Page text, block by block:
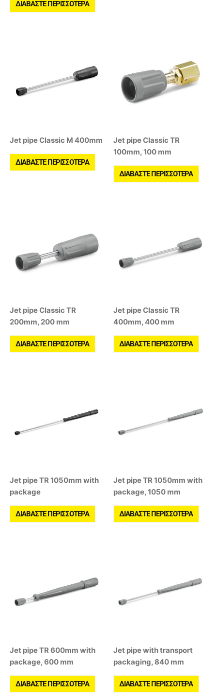
ΔΙΑΒΆΣΤΕ ΠΕΡΙΣΣΌΤΕΡΑ
Jet pipe Classic M 400mm
ΔΙΑΒΆΣΤΕ ΠΕΡΙΣΣΌΤΕΡΑ
Jet pipe Classic TR
100mm, 100 mm
ΔΙΑΒΆΣΤΕ ΠΕΡΙΣΣΌΤΕΡΑ
Jet pipe Classic TR
200mm, 200 mm
ΔΙΑΒΆΣΤΕ ΠΕΡΙΣΣΌΤΕΡΑ
Jet pipe Classic TR
400mm, 400 mm
ΔΙΑΒΆΣΤΕ ΠΕΡΙΣΣΌΤΕΡΑ
Jet pipe TR 1050mm with
package
ΔΙΑΒΆΣΤΕ ΠΕΡΙΣΣΌΤΕΡΑ
Jet pipe TR 1050mm with
package, 1050 mm
ΔΙΑΒΆΣΤΕ ΠΕΡΙΣΣΌΤΕΡΑ
Jet pipe TR 600mm with
package, 600 mm
ΔΙΑΒΆΣΤΕ ΠΕΡΙΣΣΌΤΕΡΑ
Jet pipe with transport
packaging, 840 mm
ΔΙΑΒΆΣΤΕ ΠΕΡΙΣΣΌΤΕΡΑ